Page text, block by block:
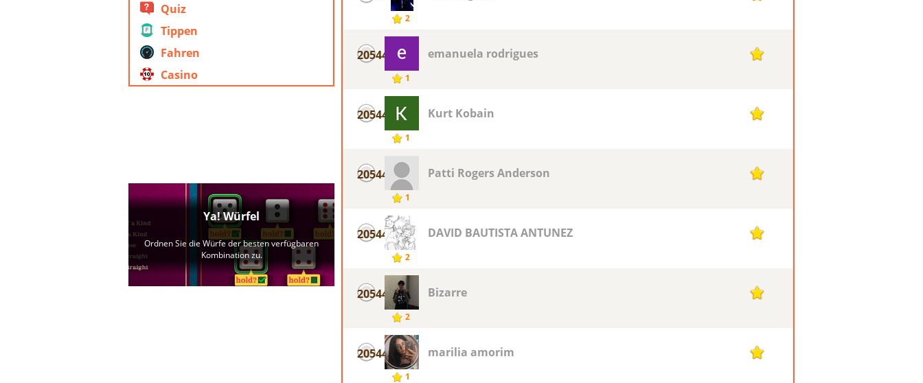
Quiz
Tippen
Fahren
Casino
2
20544
1
emanuela rodrigues 1
20544
1
Kurt Kobain 1
20544
1
Patti Rogers Anderson 1
20544
2
DAVID BAUTISTA ANTUNEZ 1
20544
2
Bizarre 1
20544
1
marilia amorim 1